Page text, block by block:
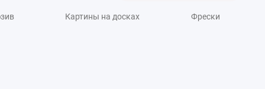
Картины на досках Фрески